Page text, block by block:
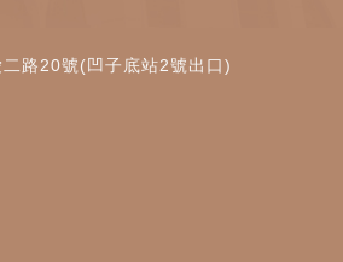
路20號(凹子底站2號出口)